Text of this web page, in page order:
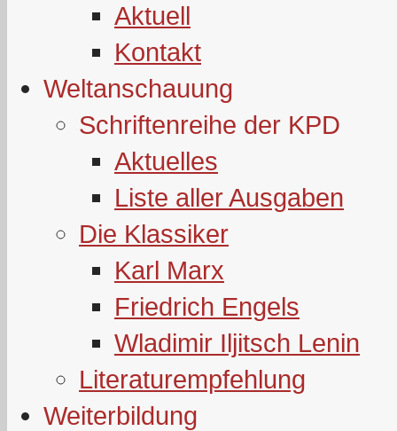
Aktuell
Kontakt
Weltanschauung
Schriftenreihe der KPD
Aktuelles
Liste aller Ausgaben
Die Klassiker
Karl Marx
Friedrich Engels
Wladimir Iljitsch Lenin
Literaturempfehlung
Weiterbildung